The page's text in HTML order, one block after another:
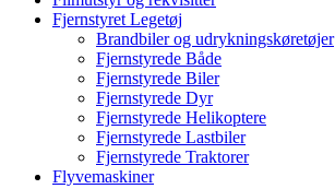
Fjernstyret Legetøj
Brandbiler og udrykningskøretøjer
Fjernstyrede Både
Fjernstyrede Biler
Fjernstyrede Dyr
Fjernstyrede Helikoptere
Fjernstyrede Lastbiler
Fjernstyrede Traktorer
Flyvemaskiner